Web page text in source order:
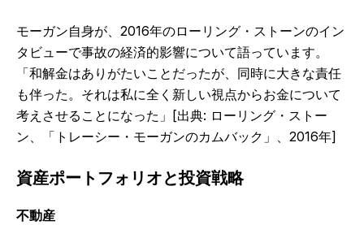
モーガン自身が、2016年のローリング・ストーンのイン
タビューで事故の経済的影響について語っています。
「和解金はありがたいことだったが、同時に大きな責任
も伴った。それは私に全く新しい視点からお金について
考えさせることになった」[出典: ローリング・ストー
ン、「トレーシー・モーガンのカムバック」、2016年]
資産ポートフォリオと投資戦略
不動産